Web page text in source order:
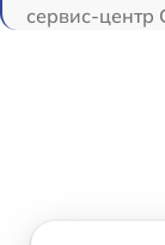
сервис-центр